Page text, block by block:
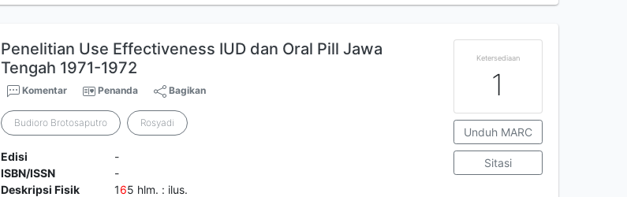
Penelitian Use Effectiveness IUD dan Oral Pill Jawa
Tengah 1971-1972
Komentar Penanda Bagikan
Budioro Brotosaputro Rosyadi
Edisi
-
ISBN/ISSN
-
Deskripsi Fisik
165 hlm. : ilus.
Ketersediaan
1
Unduh MARC
Sitasi